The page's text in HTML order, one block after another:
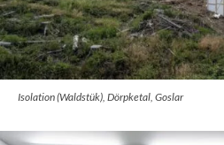
Isolation (Waldstük), Dörpketal, Goslar